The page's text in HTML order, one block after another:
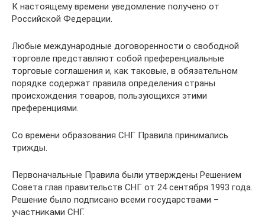
К настоящему времени уведомление получено от
Российской Федерации.
Любые международные договоренности о свободной
торговле представляют собой преференциальные
торговые соглашения и, как таковые, в обязательном
порядке содержат правила определения страны
происхождения товаров, пользующихся этими
преференциями.
Со времени образования СНГ Правила принимались
трижды.
Первоначальные Правила были утверждены Решением
Совета глав правительств СНГ от 24 сентября 1993 года.
Решение было подписано всеми государствами –
участниками СНГ.